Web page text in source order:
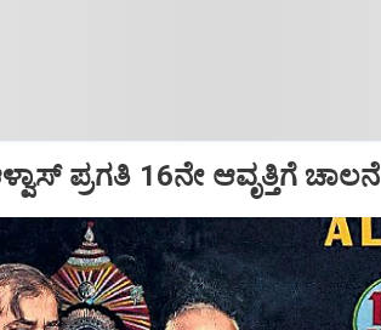
ಪ್ರಗತಿ 16ನೇ ಆವೃತ್ತಿಗೆ ಚಾಲನೆ